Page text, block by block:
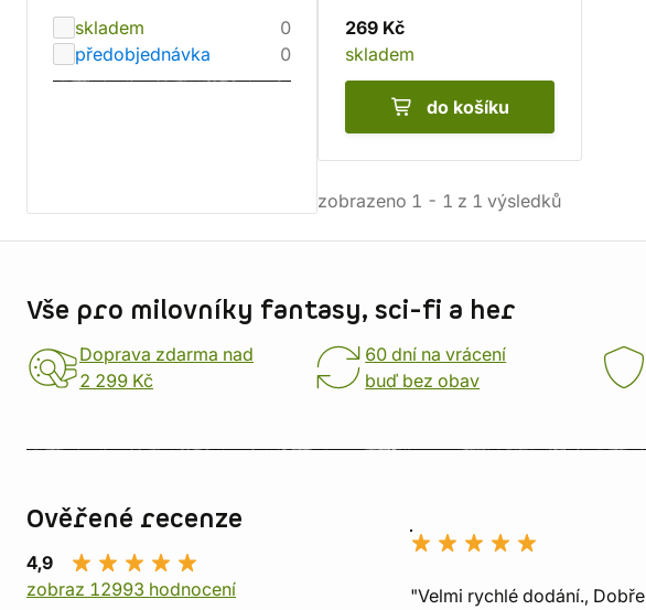
skladem
0
předobjednávka
0
269 Kč
skladem
do košíku
zobrazeno 1 - 1 z 1 výsledků
Vše pro milovníky fantasy, sci-fi a her
Doprava zdarma nad
2 299 Kč
60 dní na vrácení
buď bez obav
Ověřené recenze
4,9
zobraz 12993 hodnocení
"Velmi rychlé dodání., Dobře